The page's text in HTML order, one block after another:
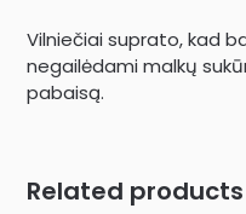
Vilniečiai suprato, kad
negailėdami malkų
pabaisą.
Related products